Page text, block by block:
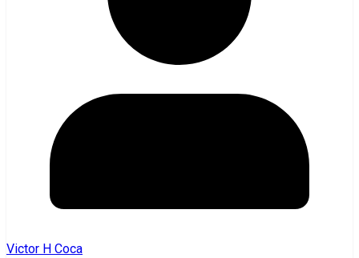
Victor H Coca